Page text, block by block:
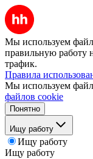
Мы используем
правильную работу
трафик.
Правила
Мы используем
файлов cookie
Понятно
Ищу работу
Ищу работу
Ищу работу